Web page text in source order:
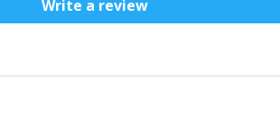
Write a review